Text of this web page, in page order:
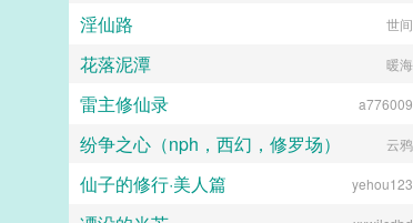
淫仙路 世间
花落泥潭 暖海
雷主修仙录 a776009
纷争之心（nph，西幻，修罗场） 云鸦
仙子的修行·美人篇 yehou123